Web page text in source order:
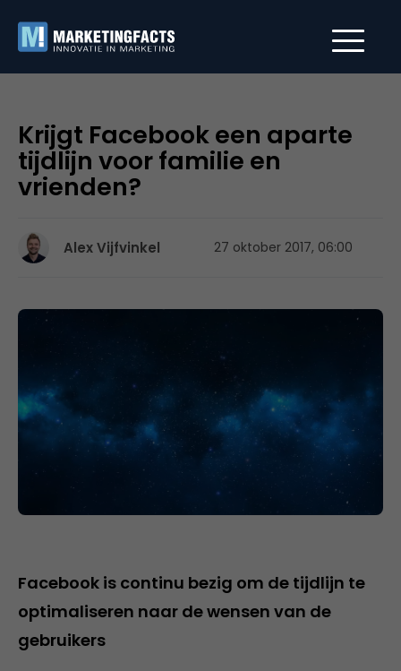
Krijgt Facebook een aparte
tijdlijn voor familie en
vrienden?
Alex Vijfvinkel 27 oktober 2017, 06:00
Facebook is continu bezig om de tijdlijn te
optimaliseren naar de wensen van de
gebruikers